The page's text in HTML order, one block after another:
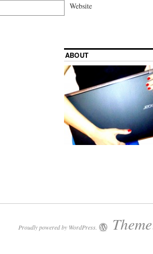
Website
ABOUT
Proudly powered by WordPress.